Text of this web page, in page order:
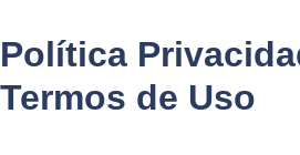
Política
Termos de Uso